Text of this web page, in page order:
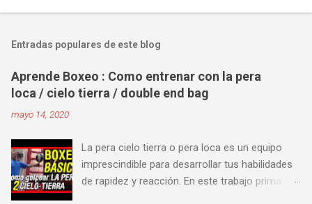
Entradas populares de este blog
Aprende Boxeo : Como entrenar con la pera
loca / cielo tierra / double end bag
mayo 14, 2020
La pera cielo tierra o pera loca es un equipo
imprescindible para desarrollar tus habilidades
de rapidez y reacción. En este trabajo prima